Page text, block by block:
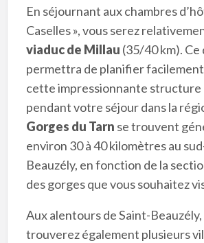
En séjournant aux chambres
Caselles », vous serez
viaduc de Millau (35/40 km). Ce
permettra de planifier
cette impressionnante
pendant votre séjour dans la
Gorges du Tarn se trouvent
environ 30 à 40 kilomètres au
Beauzély, en fonction de la
des gorges que vous souhaitez
Aux alentours de Saint-Beauzély,
trouverez également plusieurs